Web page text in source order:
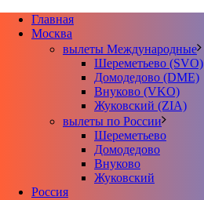
Главная
Москва
вылеты Международные
Шереметьево (SVO)
Домодедово (DME)
Внуково (VKO)
Жуковский (ZIA)
вылеты по России
Шереметьево
Домодедово
Внуково
Жуковский
Россия